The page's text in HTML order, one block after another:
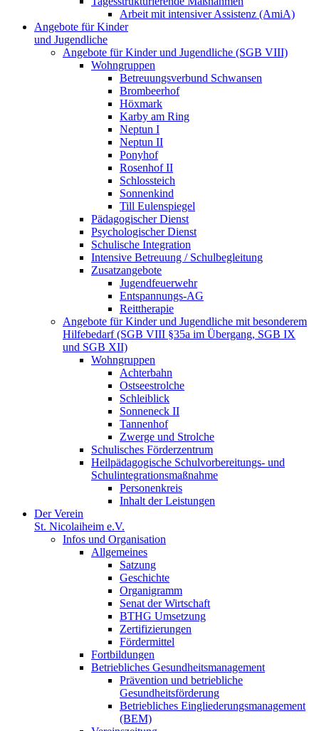
Arbeit mit intensiver Assistenz (AmiA)
Angebote für Kinder
und Jugendliche
Angebote für Kinder und Jugendliche (SGB VIII)
Wohngruppen
Betreuungsverbund Schwansen
Brombeerhof
Höxmark
Karby am Ring
Neptun I
Neptun II
Ponyhof
Rosenhof II
Schlossteich
Sonnenkind
Till Eulenspiegel
Pädagogischer Dienst
Psychologischer Dienst
Schulische Integration
Intensive Betreuung / Schulbegleitung
Zusatzangebote
Jugendfeuerwehr
Entspannungs-AG
Reittherapie
Angebote für Kinder und Jugendliche mit besonderem
Hilfebedarf (SGB VIII §35a im Übergang, SGB IX
und SGB XII)
Wohngruppen
Achterbahn
Ostseestrolche
Schleiblick
Sonneneck II
Tannenhof
Zwerge und Strolche
Schulisches Förderzentrum
Heilpädagogische Schulvorbereitungs- und
Schulintegrationsmaßnahme
Personenkreis
Inhalt der Leistungen
Der Verein
St. Nicolaiheim e.V.
Infos und Organisation
Allgemeines
Satzung
Geschichte
Organigramm
Senat der Wirtschaft
BTHG Umsetzung
Zertifizierungen
Fördermittel
Fortbildungen
Betriebliches Gesundheitsmanagement
Prävention und betriebliche
Gesundheitsförderung
Betriebliches Eingliederungsmanagement
(BEM)